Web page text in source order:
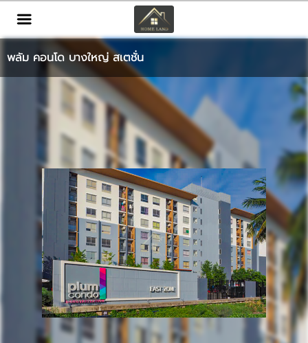
TH
เข้าสู่ระบบ สมัครสมาชิก
หน้าหลัก
ทรัพย์สิน
บริการ
ข่าวสาร
ติดต่อ
เพิ่มเติม
พลัม คอนโด บางใหญ่ สเตชั่น